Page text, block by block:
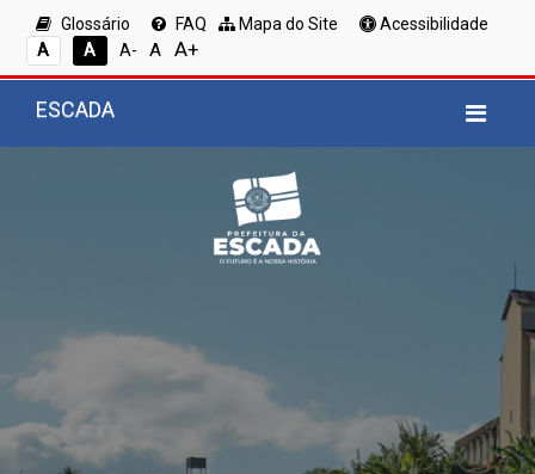
Glossário FAQ Mapa do Site
Acessibilidade
A
A A- A A+
ESCADA